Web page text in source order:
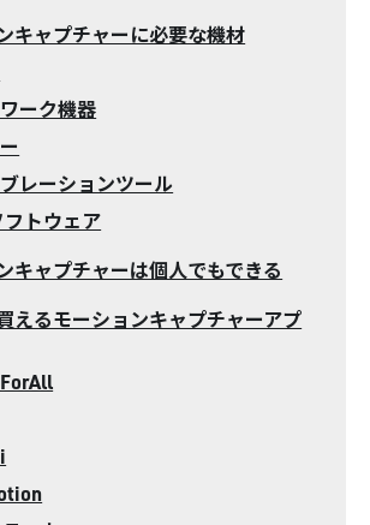
キャプチャーに必要な機材
ーク機器
レーションツール
フトウェア
キャプチャーは個人でもできる
えるモーションキャプチャーアプ